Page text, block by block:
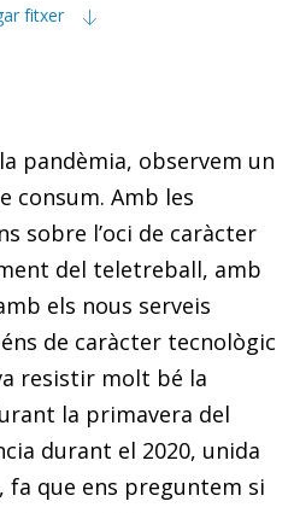
fitxer
pandèmia, observem un
consum. Amb les
sobre l’oci de caràcter
del teletreball, amb
els nous serveis
de caràcter tecnològic
resistir molt bé la
la primavera del
durant el 2020, unida
fa que ens preguntem si